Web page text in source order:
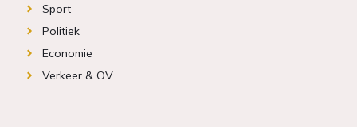
Sport
Politiek
Economie
Verkeer & OV